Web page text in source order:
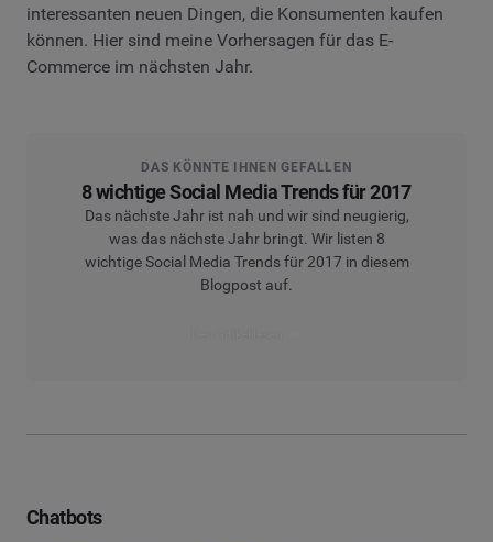
interessanten neuen Dingen, die Konsumenten kaufen
können. Hier sind meine Vorhersagen für das E-
Commerce im nächsten Jahr.
DAS KÖNNTE IHNEN GEFALLEN
8 wichtige Social Media Trends für 2017
Das nächste Jahr ist nah und wir sind neugierig,
was das nächste Jahr bringt. Wir listen 8
wichtige Social Media Trends für 2017 in diesem
Blogpost auf.
Chatbots